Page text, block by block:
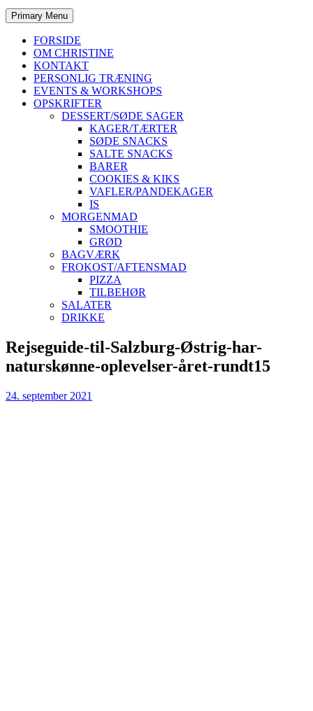
Primary Menu
FORSIDE
OM CHRISTINE
KONTAKT
PERSONLIG TRÆNING
EVENTS & WORKSHOPS
OPSKRIFTER
DESSERT/SØDE SAGER
KAGER/TÆRTER
SØDE SNACKS
SALTE SNACKS
BARER
COOKIES & KIKS
VAFLER/PANDEKAGER
IS
MORGENMAD
SMOOTHIE
GRØD
BAGVÆRK
FROKOST/AFTENSMAD
PIZZA
TILBEHØR
SALATER
DRIKKE
Skip
to
content
Rejseguide-til-Salzburg-Østrig-har-
naturskønne-oplevelser-året-rundt15
24. september 2021